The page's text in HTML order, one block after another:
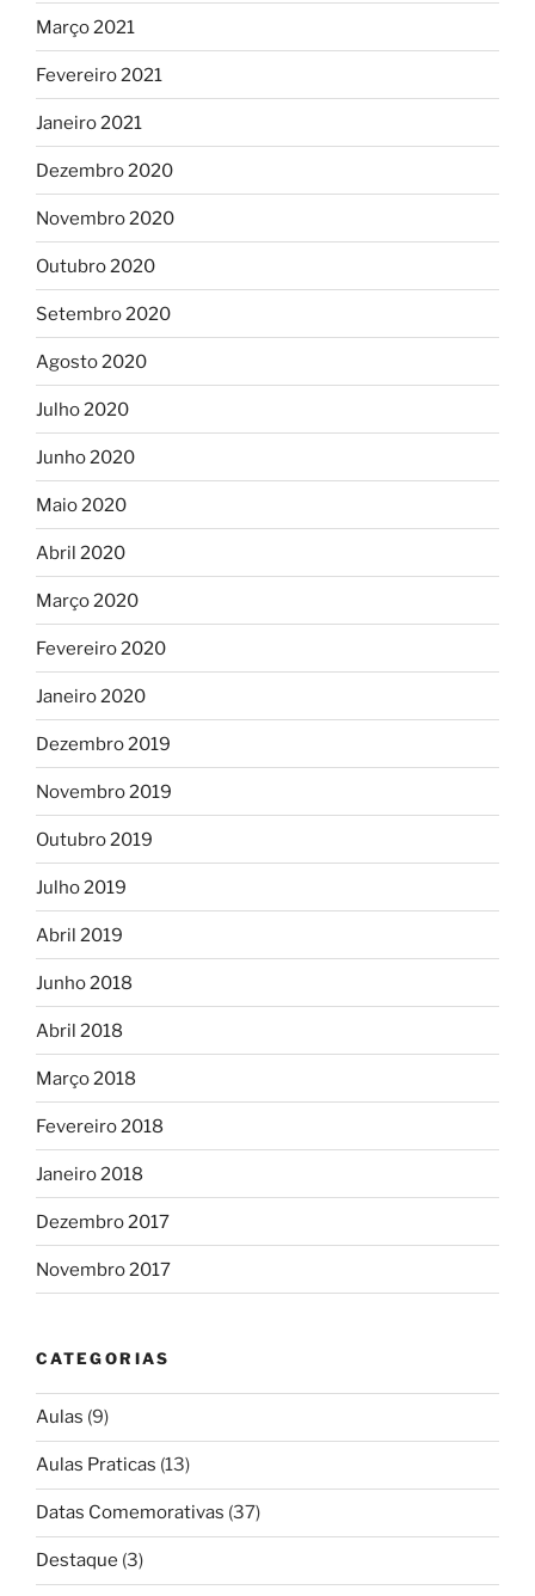
Março 2021
Fevereiro 2021
Janeiro 2021
Dezembro 2020
Novembro 2020
Outubro 2020
Setembro 2020
Agosto 2020
Julho 2020
Junho 2020
Maio 2020
Abril 2020
Março 2020
Fevereiro 2020
Janeiro 2020
Dezembro 2019
Novembro 2019
Outubro 2019
Julho 2019
Abril 2019
Junho 2018
Abril 2018
Março 2018
Fevereiro 2018
Janeiro 2018
Dezembro 2017
Novembro 2017
CATEGORIAS
Aulas (9)
Aulas Praticas (13)
Datas Comemorativas (37)
Destaque (3)